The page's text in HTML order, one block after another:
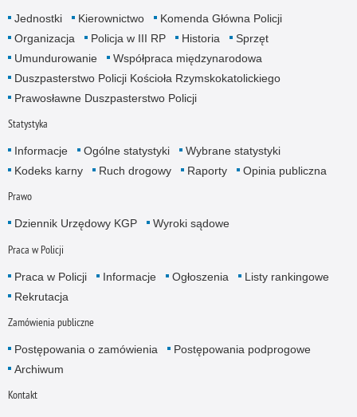
Jednostki Kierownictwo
Komenda Główna Policji
Organizacja
Policja w III RP Historia
Sprzęt
Umundurowanie
Współpraca międzynarodowa
Duszpasterstwo Policji Kościoła Rzymskokatolickiego
Prawosławne Duszpasterstwo Policji
Statystyka
Informacje Ogólne statystyki
Wybrane statystyki
Kodeks karny
Ruch drogowy Raporty Opinia publiczna
Prawo
Dziennik Urzędowy KGP Wyroki sądowe
Praca w Policji
Praca w Policji Informacje Ogłoszenia
Listy rankingowe
Rekrutacja
Zamówienia publiczne
Postępowania o zamówienia
Postępowania podprogowe
Archiwum
Kontakt